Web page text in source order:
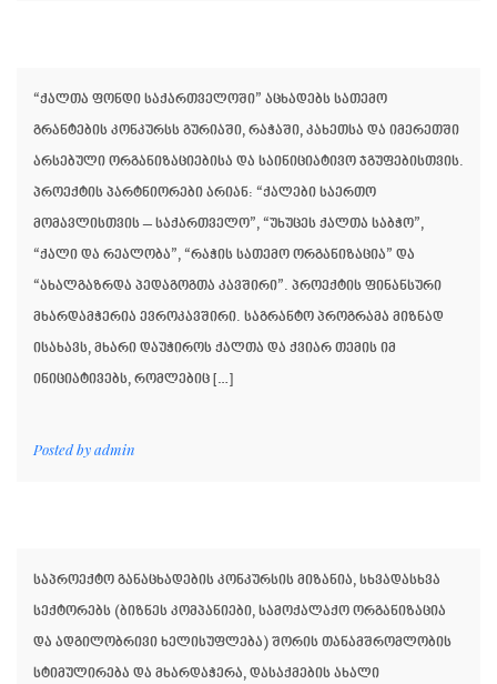
“ქალთა ფონდი საქართველოში” აცხადებს სათემო
გრანტების კონკურსს გურიაში, რაჭაში, კახეთსა და იმერეთში
არსებული ორგანიზაციებისა და საინიციატივო ჯგუფებისთვის.
პროექტის პარტნიორები არიან: “ქალები საერთო
მომავლისთვის – საქართველო”, “უხუცეს ქალთა საბჭო”,
“ქალი და რეალობა”, “რაჭის სათემო ორგანიზაცია” და
“ახალგაზრდა პედაგოგთა კავშირი”. პროექტის ფინანსური
მხარდამჭერია ევროკავშირი. საგრანტო პროგრამა მიზნად
ისახავს, მხარი დაუჭიროს ქალთა და ქვიარ თემის იმ
ინიციატივებს, რომლებიც […]
Posted byadmin
საპროექტო განაცხადების კონკურსის მიზანია, სხვადასხვა
სექტორებს (ბიზნეს კომპანიები, სამოქალაქო ორგანიზაცია
და ადგილობრივი ხელისუფლება) შორის თანამშრომლობის
სტიმულირება და მხარდაჭერა, დასაქმების ახალი